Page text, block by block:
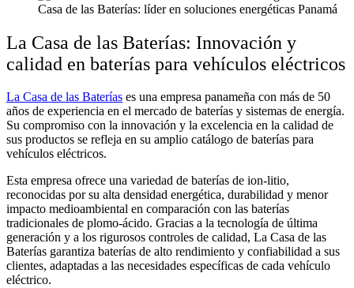
Casa de las Baterías: líder en soluciones energéticas Panamá
La Casa de las Baterías: Innovación y
calidad en baterías para vehículos eléctricos
La Casa de las Baterías es una empresa panameña con más de 50
años de experiencia en el mercado de baterías y sistemas de energía.
Su compromiso con la innovación y la excelencia en la calidad de
sus productos se refleja en su amplio catálogo de baterías para
vehículos eléctricos.
Esta empresa ofrece una variedad de baterías de ion-litio,
reconocidas por su alta densidad energética, durabilidad y menor
impacto medioambiental en comparación con las baterías
tradicionales de plomo-ácido. Gracias a la tecnología de última
generación y a los rigurosos controles de calidad, La Casa de las
Baterías garantiza baterías de alto rendimiento y confiabilidad a sus
clientes, adaptadas a las necesidades específicas de cada vehículo
eléctrico.